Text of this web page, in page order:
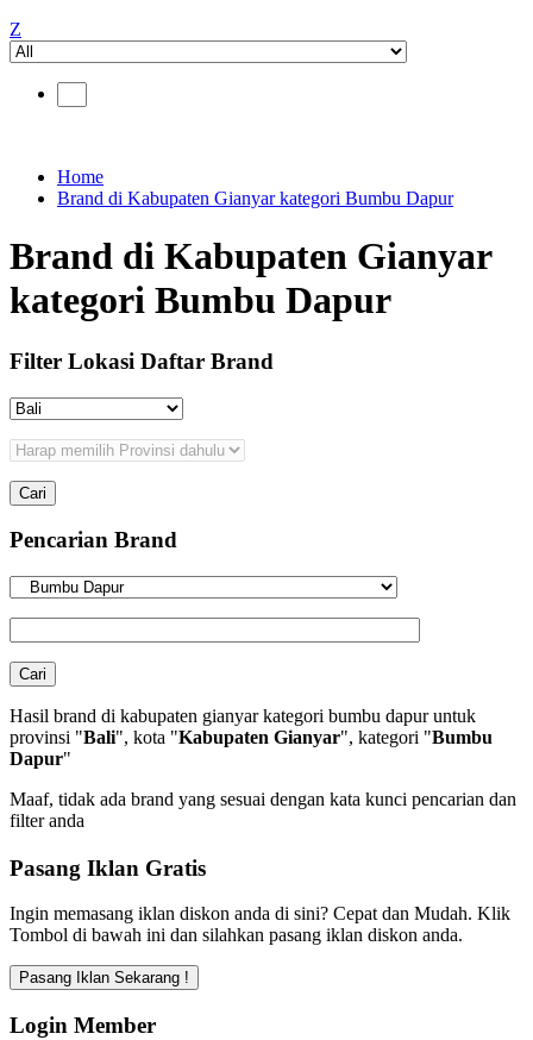
Z
Home
Brand di Kabupaten Gianyar kategori Bumbu Dapur
Brand di Kabupaten Gianyar
kategori Bumbu Dapur
Filter Lokasi Daftar Brand
Pencarian Brand
Hasil brand di kabupaten gianyar kategori bumbu dapur untuk
provinsi "Bali", kota "Kabupaten Gianyar", kategori "Bumbu
Dapur"
Maaf, tidak ada brand yang sesuai dengan kata kunci pencarian dan
filter anda
Pasang Iklan Gratis
Ingin memasang iklan diskon anda di sini? Cepat dan Mudah. Klik
Tombol di bawah ini dan silahkan pasang iklan diskon anda.
Login Member